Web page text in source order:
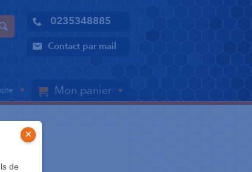
0235348885
Contact par mail
Mon panier
de
×